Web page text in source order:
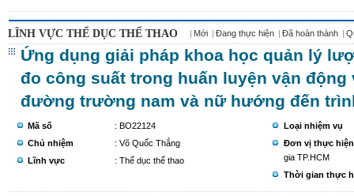
LĨNH VỰC THỂ DỤC THỂ THAO Mới Đang thực hiện Đã hoàn thành
Ứng dụng giải pháp khoa học quản lý
đo công suất trong huấn luyện vận động
đường trường nam và nữ hướng đến
Mã số
: BO22124
Chủ nhiệm
: Võ Quốc Thắng
Lĩnh vực
: Thể dục thể thao
Loại nhiệm vụ
Đơn vị thực hiện
gia TP.HCM
Thời gian thực